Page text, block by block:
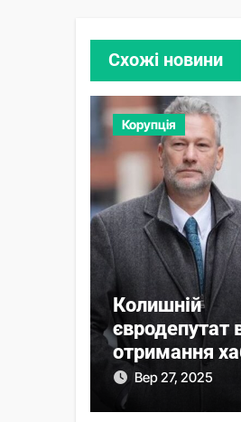
Схожі новини
Корупція
Колишній
євродепутат
отримання
від
екснардепа
Вер 27, 2025